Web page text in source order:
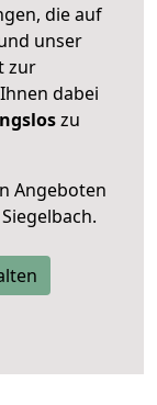
die auf
unser
zur
dabei
zu
Angeboten